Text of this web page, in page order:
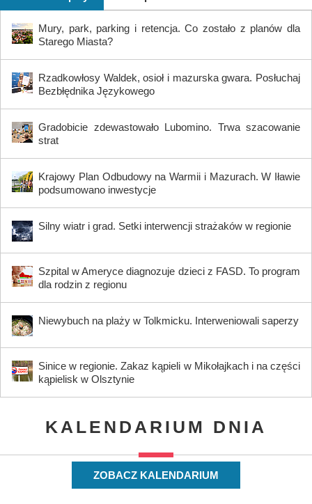
Mury, park, parking i retencja. Co zostało z planów dla
Starego Miasta?
Rzadkowłosy Waldek, osioł i mazurska gwara. Posłuchaj
Bezbłędnika Językowego
Gradobicie zdewastowało Lubomino. Trwa szacowanie
strat
Krajowy Plan Odbudowy na Warmii i Mazurach. W Iławie
podsumowano inwestycje
Silny wiatr i grad. Setki interwencji strażaków w regionie
Szpital w Ameryce diagnozuje dzieci z FASD. To program
dla rodzin z regionu
Niewybuch na plaży w Tolkmicku. Interweniowali saperzy
Sinice w regionie. Zakaz kąpieli w Mikołajkach i na części
kąpielisk w Olsztynie
KALENDARIUM DNIA
ZOBACZ KALENDARIUM